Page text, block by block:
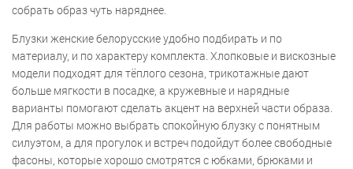
собрать образ чуть наряднее.
Блузки женские белорусские удобно подбирать и по
материалу, и по характеру комплекта. Хлопковые и вискозные
модели подходят для тёплого сезона, трикотажные дают
больше мягкости в посадке, а кружевные и нарядные
варианты помогают сделать акцент на верхней части образа.
Для работы можно выбрать спокойную блузку с понятным
силуэтом, а для прогулок и встреч подойдут более свободные
фасоны, которые хорошо смотрятся с юбками, брюками и